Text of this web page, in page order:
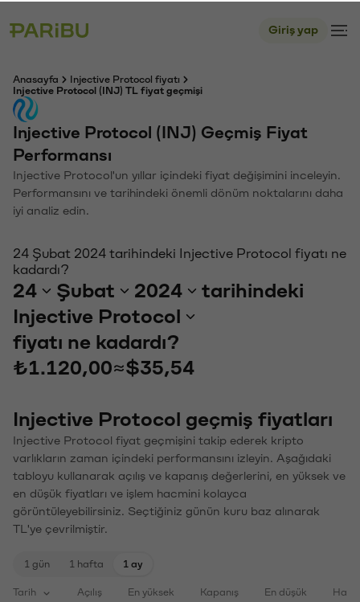
Giriş yap
Anasayfa
Injective Protocol fiyatı
Injective Protocol (INJ) TL fiyat geçmişi
Injective Protocol (INJ) Geçmiş Fiyat
Performansı
Injective Protocol'un yıllar içindeki fiyat değişimini inceleyin.
Performansını ve tarihindeki önemli dönüm noktalarını daha
iyi analiz edin.
24 Şubat 2024 tarihindeki Injective Protocol fiyatı ne
kadardı?
24 Şubat 2024
tarihindeki
Injective Protocol
fiyatı ne kadardı?
₺1.120,00≈$35,54
Injective Protocol geçmiş fiyatları
Injective Protocol fiyat geçmişini takip ederek kripto
varlıkların zaman içindeki performansını izleyin. Aşağıdaki
tabloyu kullanarak açılış ve kapanış değerlerini, en yüksek ve
en düşük fiyatları ve işlem hacmini kolayca
görüntüleyebilirsiniz. Seçtiğiniz günün kuru baz alınarak
TL'ye çevrilmiştir.
1 gün 1 hafta 1 ay
Tarih Açılış En yüksek Kapanış En düşük